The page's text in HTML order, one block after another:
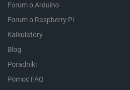
Forum o Arduino
Forum o Raspberry Pi
Kalkulatory
Blog
Poradniki
Pomoc FAQ